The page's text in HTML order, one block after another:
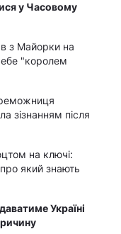
у Часовому
з Майорки на
"королем
зізнанням після
на ключі:
який знають
Україні